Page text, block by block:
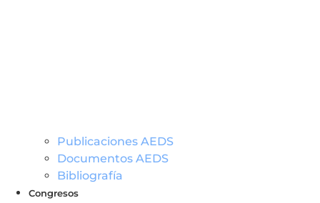
Publicaciones AEDS
Documentos AEDS
Bibliografía
Congresos